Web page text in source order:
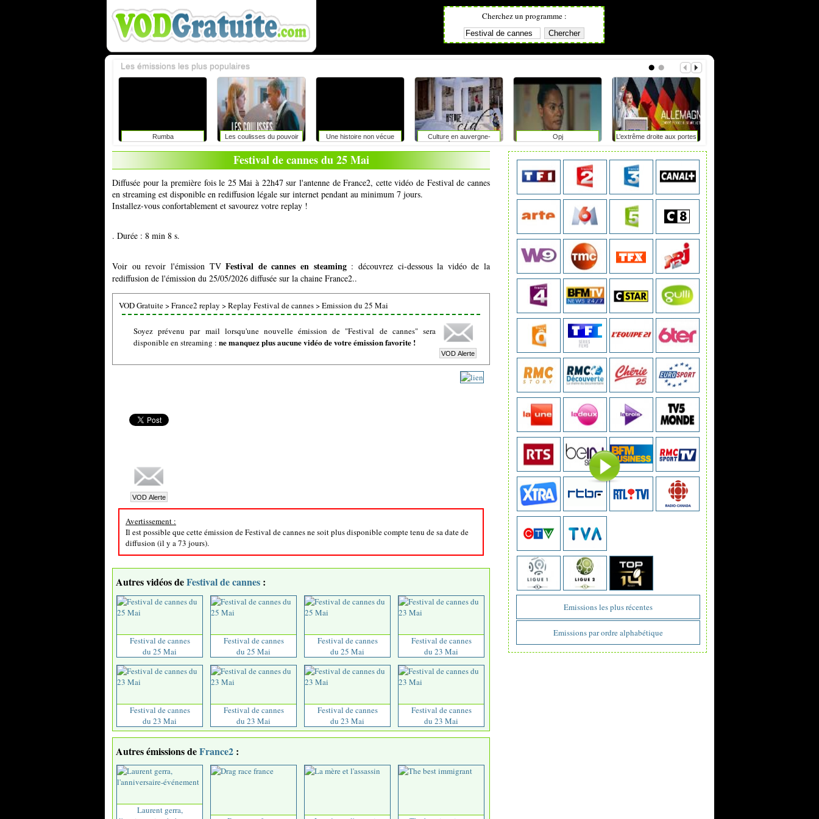
Cherchez un programme :
Rumba Les coulisses du pouvoir Une histoire non vécue
Culture en auvergne-
rhône-alpes
Opj
L’extrême droite aux portes
du pouvoir en saxe-anhalt
?
Les émissions les plus populaires
Emissions les plus récentes
Emissions par ordre alphabétique
Festival de cannes du 25 Mai
Diffusée pour la première fois le 25 Mai à 22h47 sur l'antenne de France2, cette vidéo de Festival de cannes
en streaming est disponible en rediffusion légale sur internet pendant au minimum 7 jours.
Installez-vous confortablement et savourez votre replay !
. Durée : 8 min 8 s.
Voir ou revoir l'émission TVFestival de cannes en steaming: découvrez ci-dessous la vidéo de la
rediffusion de l'émission du 25/05/2026 diffusée sur la chaine France2..
VOD Gratuite>France2 replay >Replay Festival de cannes>Emission du 25 Mai
Soyez prévenu par mail lorsqu'une nouvelle émission de "Festival de cannes" sera
disponible en streaming : ne manquez plus aucune vidéo de votre émission favorite !
Avertissement :
Il est possible que cette émission de Festival de cannes ne soit plus disponible compte tenu de sa date de
diffusion (il y a 73 jours).
Autres vidéos deFestival de cannes :
Festival de cannes
du 25 Mai
Festival de cannes
du 25 Mai
Festival de cannes
du 25 Mai
Festival de cannes
du 23 Mai
Festival de cannes
du 23 Mai
Festival de cannes
du 23 Mai
Festival de cannes
du 23 Mai
Festival de cannes
du 23 Mai
Autres émissions deFrance2 :
Laurent gerra,